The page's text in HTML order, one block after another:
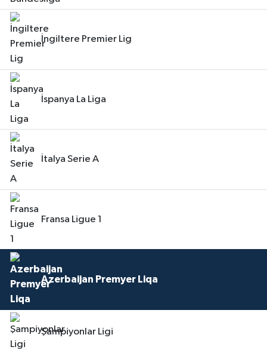
İngiltere Premier Lig
İspanya La Liga
İtalya Serie A
Fransa Ligue 1
Azerbaijan Premyer Liqa
Şampiyonlar Ligi
TANITIM
HABERDE İNSAN